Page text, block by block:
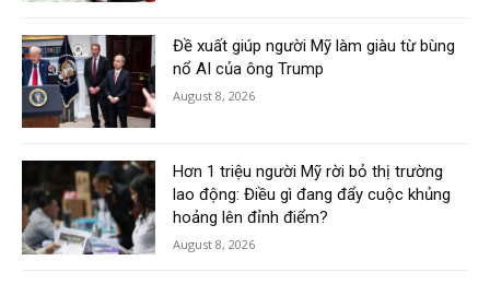
Đề xuất giúp người Mỹ làm giàu từ bùng
nổ AI của ông Trump
August 8, 2026
Hơn 1 triệu người Mỹ rời bỏ thị trường
lao động: Điều gì đang đẩy cuộc khủng
hoảng lên đỉnh điểm?
August 8, 2026